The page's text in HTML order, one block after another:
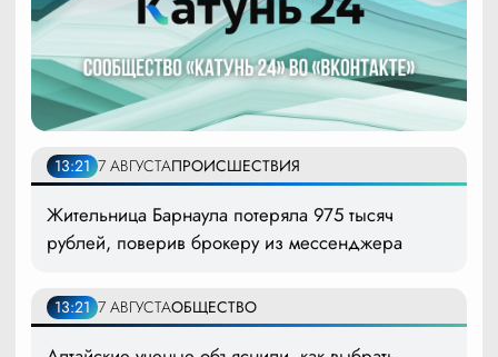
13:21 7 АВГУСТАПРОИСШЕСТВИЯ
Жительница Барнаула потеряла 975 тысяч
рублей, поверив брокеру из мессенджера
13:21 7 АВГУСТАОБЩЕСТВО